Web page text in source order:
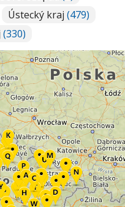
Ústecký kraj (479)
(330)